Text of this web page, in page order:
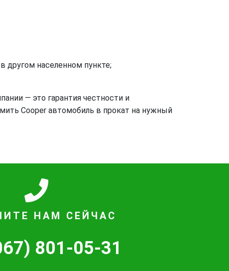
другом населенном пункте;
— это гарантия честности и
Cooper автомобиль в прокат на нужный
НАМ СЕЙЧАС
801-05-31